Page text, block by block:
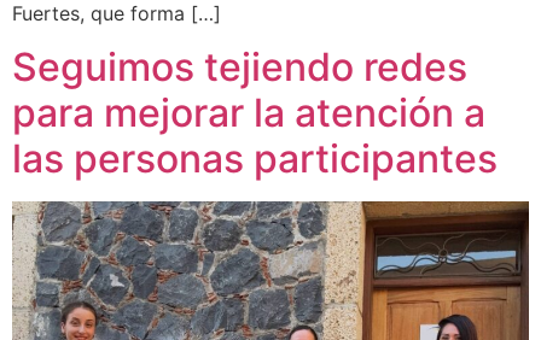
Fuertes, que forma […]
Seguimos tejiendo redes
para mejorar la atención a
las personas participantes